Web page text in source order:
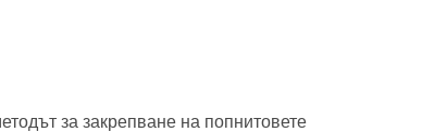
за закрепване на попнитовете